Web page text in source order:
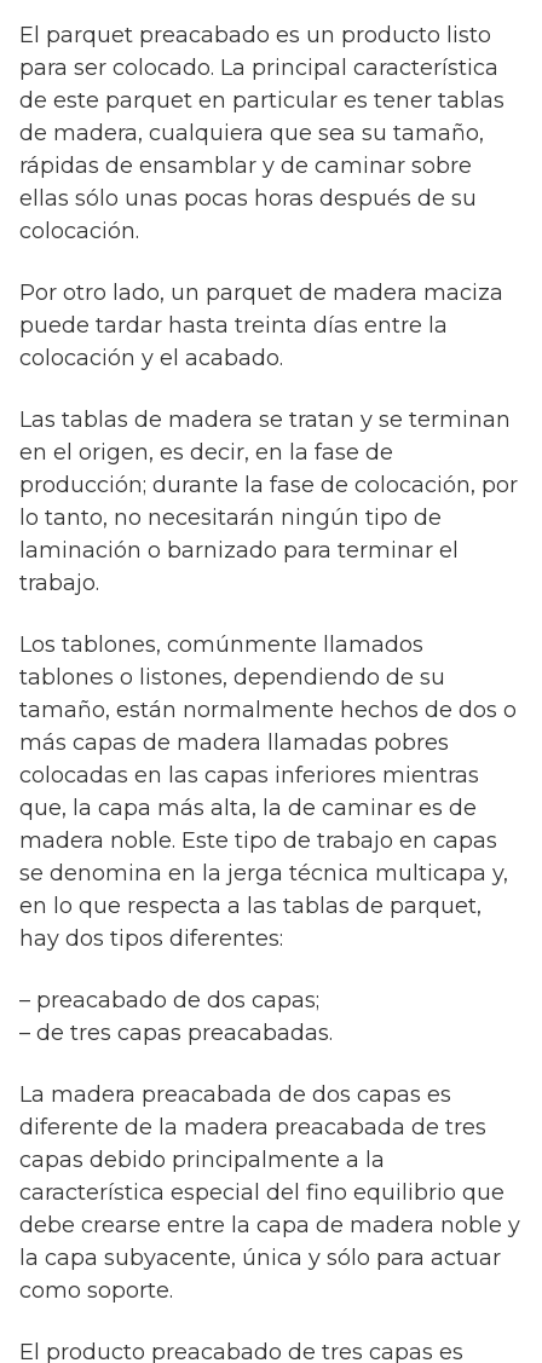
El parquet preacabado es un producto listo
para ser colocado. La principal característica
de este parquet en particular es tener tablas
de madera, cualquiera que sea su tamaño,
rápidas de ensamblar y de caminar sobre
ellas sólo unas pocas horas después de su
colocación.
Por otro lado, un parquet de madera maciza
puede tardar hasta treinta días entre la
colocación y el acabado.
Las tablas de madera se tratan y se terminan
en el origen, es decir, en la fase de
producción; durante la fase de colocación, por
lo tanto, no necesitarán ningún tipo de
laminación o barnizado para terminar el
trabajo.
Los tablones, comúnmente llamados
tablones o listones, dependiendo de su
tamaño, están normalmente hechos de dos o
más capas de madera llamadas pobres
colocadas en las capas inferiores mientras
que, la capa más alta, la de caminar es de
madera noble. Este tipo de trabajo en capas
se denomina en la jerga técnica multicapa y,
en lo que respecta a las tablas de parquet,
hay dos tipos diferentes:
– preacabado de dos capas;
– de tres capas preacabadas.
La madera preacabada de dos capas es
diferente de la madera preacabada de tres
capas debido principalmente a la
característica especial del fino equilibrio que
debe crearse entre la capa de madera noble y
la capa subyacente, única y sólo para actuar
como soporte.
El producto preacabado de tres capas es